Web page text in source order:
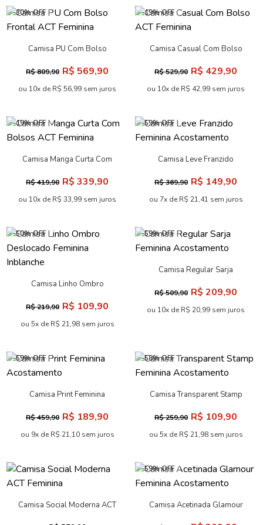
-30% OFF
Camisa PU Com Bolso
R$ 809,90 R$ 569,90
ou 10x de R$ 56,99 sem juros
-19% OFF
Camisa Casual Com Bolso
R$ 529,90 R$ 429,90
ou 10x de R$ 42,99 sem juros
-19% OFF
Camisa Manga Curta Com
R$ 419,90 R$ 339,90
ou 10x de R$ 33,99 sem juros
-59% OFF
Camisa Leve Franzido
R$ 369,90 R$ 149,90
ou 7x de R$ 21,41 sem juros
-50% OFF
Camisa Linho Ombro
Inblanche
R$ 219,90 R$ 109,90
ou 5x de R$ 21,98 sem juros
-59% OFF
Camisa Regular Sarja
R$ 509,90 R$ 209,90
ou 10x de R$ 20,99 sem juros
-59% OFF
Camisa Print Feminina
R$ 459,90 R$ 189,90
ou 9x de R$ 21,10 sem juros
-58% OFF
Camisa Transparent Stamp
R$ 259,90 R$ 109,90
ou 5x de R$ 21,98 sem juros
Camisa Social Moderna ACT
-59% OFF
Camisa Acetinada Glamour